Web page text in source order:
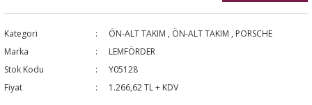
Kategori ÖN-ALT TAKIM , ÖN-ALT TAKIM , PORSCHE
Marka
LEMFÖRDER
Stok Kodu
Y05128
Fiyat
1.266,62 TL + KDV